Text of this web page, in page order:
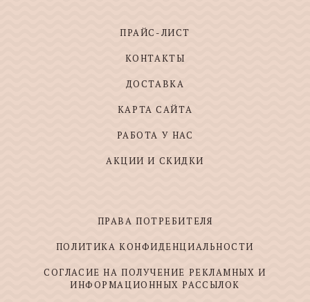
ПРАЙС-ЛИСТ
КОНТАКТЫ
ДОСТАВКА
КАРТА САЙТА
РАБОТА У НАС
АКЦИИ И СКИДКИ
ПРАВА ПОТРЕБИТЕЛЯ
ПОЛИТИКА КОНФИДЕНЦИАЛЬНОСТИ
СОГЛАСИЕ НА ПОЛУЧЕНИЕ РЕКЛАМНЫХ И
ИНФОРМАЦИОННЫХ РАССЫЛОК